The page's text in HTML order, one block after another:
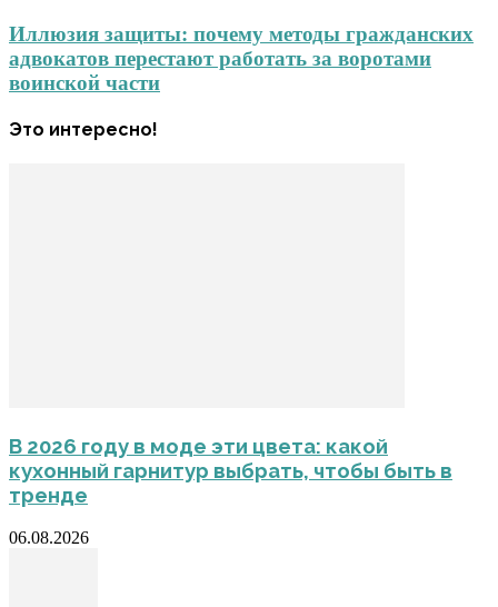
Иллюзия защиты: почему методы гражданских
адвокатов перестают работать за воротами
воинской части
Это интересно!
В 2026 году в моде эти цвета: какой
кухонный гарнитур выбрать, чтобы быть в
тренде
06.08.2026